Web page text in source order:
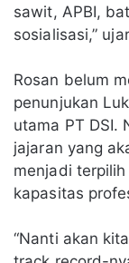
sawit, APBI,
sosialisasi,”
Rosan belum
penunjukan
utama PT DSI.
jajaran yang
menjadi
kapasitas
“Nanti akan